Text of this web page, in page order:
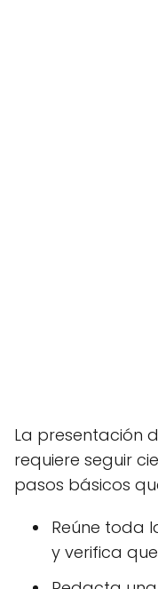
La presentación
requiere seguir
pasos básicos
Reúne toda
y verifica